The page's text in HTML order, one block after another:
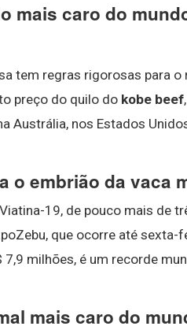
mais caro do
tem regras rigorosas para
preço do quilo do kobe beef
Austrália, nos Estados
o embrião da vaca
Viatina-19, de pouco mais de
que ocorre até
7,9 milhões, é um recorde
mais caro do